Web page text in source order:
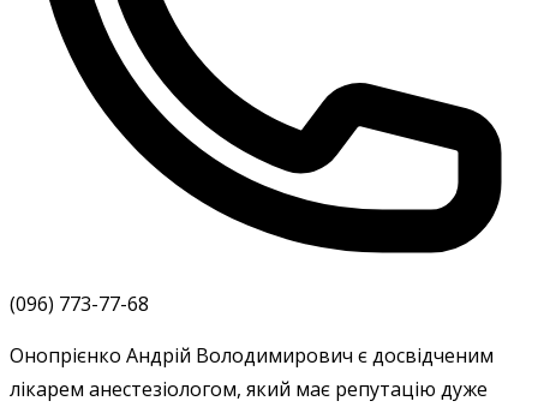
(096) 773-77-68
Онопрієнко Андрій Володимирович є досвідченим
лікарем анестезіологом, який має репутацію дуже